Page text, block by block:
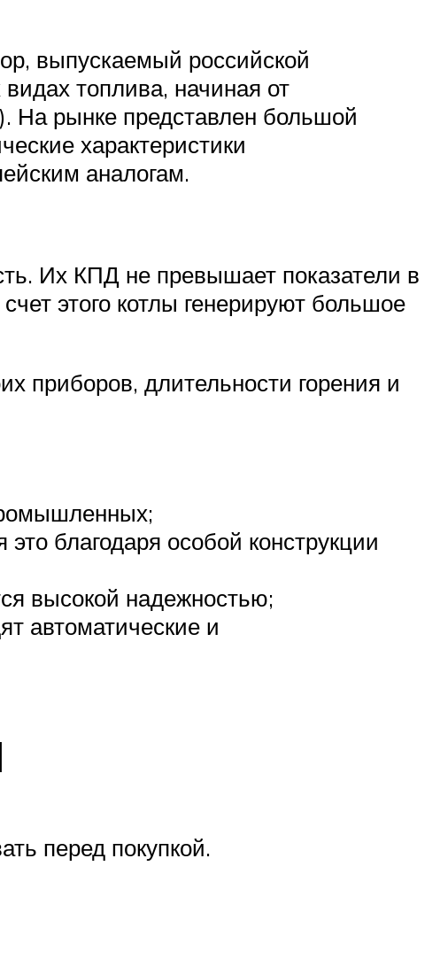
выпускаемый российской
топлива, начиная от
На рынке представлен большой
характеристики
аналогам.
Их КПД не превышает показатели в
этого котлы генерируют большое
приборов, длительности горения и
благодаря особой конструкции
высокой надежностью;
автоматические и
перед покупкой.